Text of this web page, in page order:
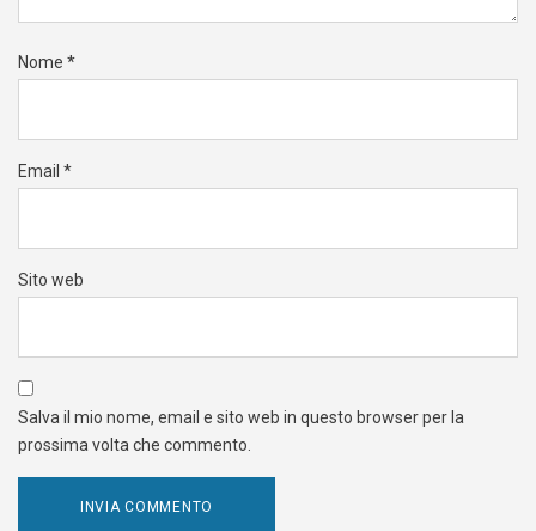
Nome *
Email *
Sito web
Salva il mio nome, email e sito web in questo browser per la
prossima volta che commento.